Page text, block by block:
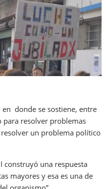
donde se sostiene, entre
para resolver problemas
un problema político
construyó una respuesta
mayores y esa es una de